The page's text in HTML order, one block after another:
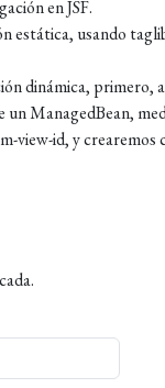
en JSF.
estática, usando
dinámica,
ManagedBean,
view-id, y